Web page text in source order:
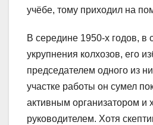
учёбе, тому приходил на
В середине 1950-х годов, в
укрупнения колхозов, его
председателем одного из
участке работы он сумел
активным организатором и
руководителем. Хотя